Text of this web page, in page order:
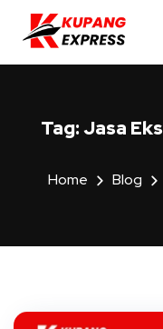
Tag:Jasa
Home Blog